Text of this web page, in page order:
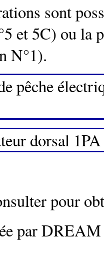
sont
et 5C) ou la
N°1).
pour
par